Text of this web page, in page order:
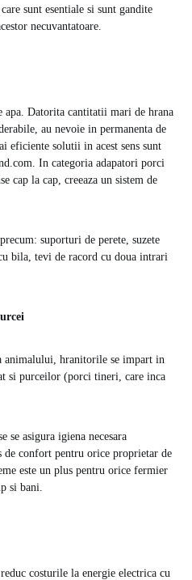
sunt esentiale si sunt gandite
necuvantatoare.
apa. Datorita cantitatii mari de hrana
au nevoie in permanenta de
eficiente solutii in acest sens sunt
In categoria adapatori porci
cap la cap, creeaza un sistem de
suporturi de perete, suzete
bila, tevi de racord cu doua intrari
animalului, hranitorile se impart in
si purceilor (porci tineri, care inca
se asigura igiena necesara
de confort pentru orice proprietar de
este un plus pentru orice fermier
si bani.
costurile la energie electrica cu